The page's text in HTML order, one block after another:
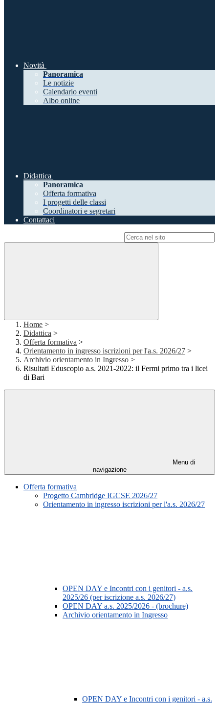
Novità
Panoramica
Le notizie
Calendario eventi
Albo online
Didattica
Panoramica
Offerta formativa
I progetti delle classi
Coordinatori e segretari
Contattaci
Home >
Didattica >
Offerta formativa >
Orientamento in ingresso iscrizioni per l'a.s. 2026/27 >
Archivio orientamento in Ingresso >
Risultati Eduscopio a.s. 2021-2022: il Fermi primo tra i licei
di Bari
Menu di
navigazione
Offerta formativa
Progetto Cambridge IGCSE 2026/27
Orientamento in ingresso iscrizioni per l'a.s. 2026/27
OPEN DAY e Incontri con i genitori - a.s.
2025/26 (per iscrizione a.s. 2026/27)
OPEN DAY a.s. 2025/2026 - (brochure)
Archivio orientamento in Ingresso
OPEN DAY e Incontri con i genitori - a.s.